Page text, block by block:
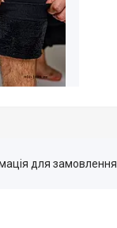
для замовлення